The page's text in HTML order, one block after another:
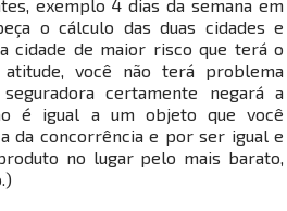
exemplo 4 dias da semana em
o cálculo das duas cidades e
cidade de maior risco que terá o
você não terá problema
certamente negará a
é igual a um objeto que você
da concorrência e por ser igual e
no lugar pelo mais barato,